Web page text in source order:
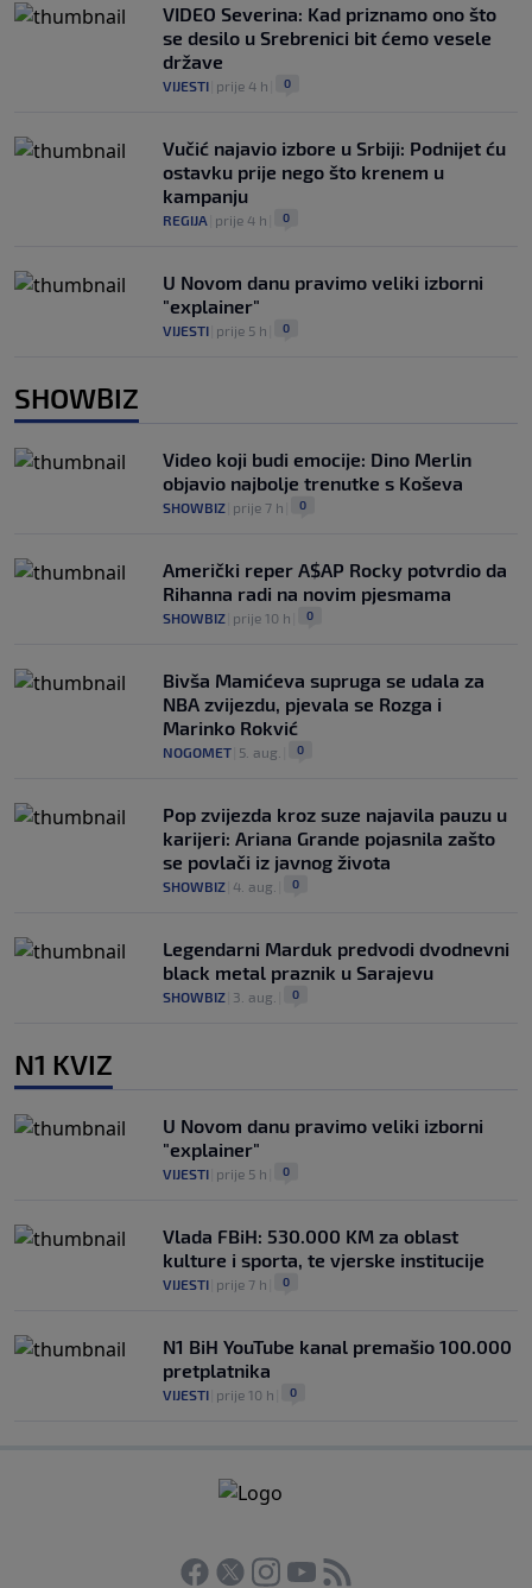
VIDEO Severina: Kad priznamo ono što
se desilo u Srebrenici bit ćemo vesele
države
VIJESTI prije 4 h 0
Vučić najavio izbore u Srbiji: Podnijet ću
ostavku prije nego što krenem u
kampanju
REGIJA prije 4 h 0
U Novom danu pravimo veliki izborni
"explainer"
VIJESTI prije 5 h 0
SHOWBIZ
Video koji budi emocije: Dino Merlin
objavio najbolje trenutke s Koševa
SHOWBIZ prije 7 h 0
Američki reper A$AP Rocky potvrdio da
Rihanna radi na novim pjesmama
SHOWBIZ prije 10 h 0
Bivša Mamićeva supruga se udala za
NBA zvijezdu, pjevala se Rozga i
Marinko Rokvić
NOGOMET 5. aug. 0
Pop zvijezda kroz suze najavila pauzu u
karijeri: Ariana Grande pojasnila zašto
se povlači iz javnog života
SHOWBIZ 4. aug. 0
Legendarni Marduk predvodi dvodnevni
black metal praznik u Sarajevu
SHOWBIZ 3. aug. 0
N1 KVIZ
U Novom danu pravimo veliki izborni
"explainer"
VIJESTI prije 5 h 0
Vlada FBiH: 530.000 KM za oblast
kulture i sporta, te vjerske institucije
VIJESTI prije 7 h 0
N1 BiH YouTube kanal premašio 100.000
pretplatnika
VIJESTI prije 10 h 0